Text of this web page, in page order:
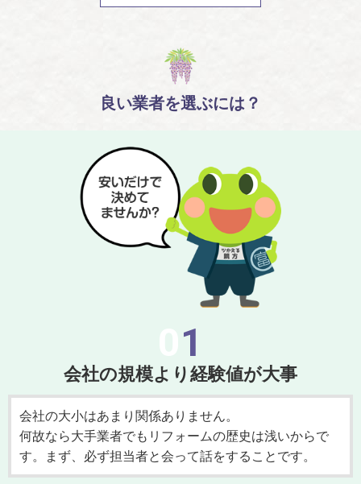
良い業者を選ぶには？
01
会社の規模より経験値が大事
会社の大小はあまり関係ありません。
何故なら大手業者でもリフォームの歴史は浅いからで
す。まず、必ず担当者と会って話をすることです。